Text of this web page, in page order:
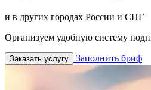
и в других городах России и СНГ
Организуем удобную систему
Заказать услугу Заполнить бриф